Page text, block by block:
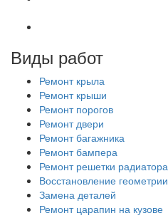
Виды работ
Ремонт крыла
Ремонт крыши
Ремонт порогов
Ремонт двери
Ремонт багажника
Ремонт бампера
Ремонт решетки радиатора
Восстановление геометрии
Замена деталей
Ремонт царапин на кузове